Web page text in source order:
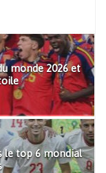
monde 2026 et
le top 6 mondial